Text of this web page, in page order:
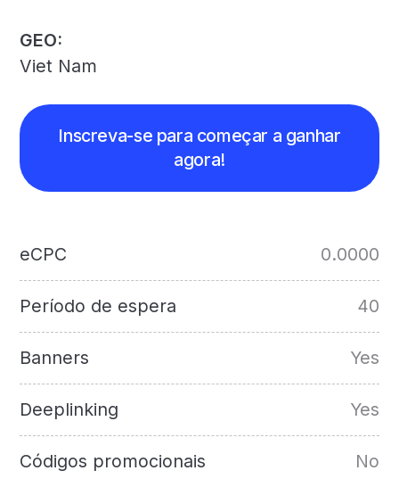
GEO:
Viet Nam
Inscreva-se para começar a ganhar
agora!
eCPC 0.0000
Período de espera 40
Banners Yes
Deeplinking Yes
Códigos promocionais No